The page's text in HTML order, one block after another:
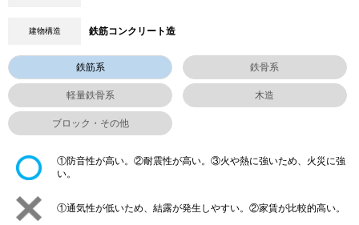
建物構造 鉄筋コンクリート造
鉄筋系 鉄骨系
軽量鉄骨系 木造
ブロック・その他
①防音性が高い。②耐震性が高い。③火や熱に強いため、火災に強
い。
①通気性が低いため、結露が発生しやすい。②家賃が比較的高い。